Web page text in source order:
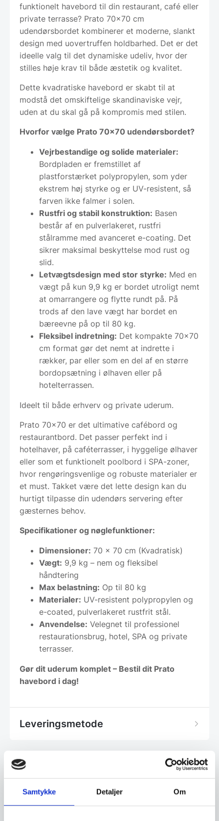
Samtykke Detaljer Om
funktionelt havebord til din restaurant, café eller
private terrasse? Prato 70×70 cm
udendørsbordet kombinerer et moderne, slankt
design med uovertruffen holdbarhed. Det er det
ideelle valg til det dynamiske udeliv, hvor der
stilles høje krav til både æstetik og kvalitet.
Dette kvadratiske havebord er skabt til at
modstå det omskiftelige skandinaviske vejr,
uden at du skal gå på kompromis med stilen.
Hvorfor vælge Prato 70×70 udendørsbordet?
Vejrbestandige og solide materialer:
Bordpladen er fremstillet af
plastforstærket polypropylen, som yder
ekstrem høj styrke og er UV-resistent, så
farven ikke falmer i solen.
Rustfri og stabil konstruktion: Basen
består af en pulverlakeret, rustfri
stålramme med avanceret e-coating. Det
sikrer maksimal beskyttelse mod rust og
slid.
Letvægtsdesign med stor styrke: Med en
vægt på kun 9,9 kg er bordet utroligt nemt
at omarrangere og flytte rundt på. På
trods af den lave vægt har bordet en
bæreevne på op til 80 kg.
Fleksibel indretning: Det kompakte 70×70
cm format gør det nemt at indrette i
rækker, par eller som en del af en større
bordopsætning i ølhaven eller på
hotelterrassen.
Ideelt til både erhverv og private uderum.
Prato 70×70 er det ultimative cafébord og
restaurantbord. Det passer perfekt ind i
hotelhaver, på caféterrasser, i hyggelige ølhaver
eller som et funktionelt poolbord i SPA-zoner,
hvor rengøringsvenlige og robuste materialer er
et must. Takket være det lette design kan du
hurtigt tilpasse din udendørs servering efter
gæsternes behov.
Specifikationer og nøglefunktioner:
Dimensioner: 70 x 70 cm (Kvadratisk)
Vægt: 9,9 kg – nem og fleksibel
håndtering
Max belastning: Op til 80 kg
Materialer: UV-resistent polypropylen og
e-coated, pulverlakeret rustfrit stål.
Anvendelse: Velegnet til professionel
restaurationsbrug, hotel, SPA og private
terrasser.
Gør dit uderum komplet – Bestil dit Prato
havebord i dag!
Leveringsmetode
Du har mulighed for at låne til eller lease dit